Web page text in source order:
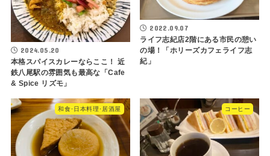
2024.05.20
本格スパイスカレーならここ！ 近
鉄八尾駅の雰囲気も最高な「Cafe
& Spice リズモ」
2022.09.07
ライフ志紀店2階にある市民の憩い
の場！「ホリーズカフェライフ志
紀」
和食･日本料理･居酒屋 コーヒー